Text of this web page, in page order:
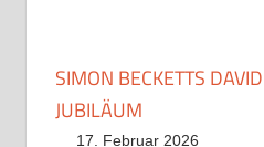
SIMON BECKETTS
JUBILÄUM
17. Februar 2026